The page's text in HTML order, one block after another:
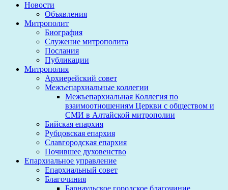
Новости
Объявления
Митрополит
Биография
Служение митрополита
Послания
Публикации
Митрополия
Архиерейский совет
Межъепархиальные коллегии
Межъепархиальная Коллегия по
взаимоотношениям Церкви с обществом и
СМИ в Алтайской митрополии
Бийская епархия
Рубцовская епархия
Славгородская епархия
Почившее духовенство
Епархиальное управление
Епархиальный совет
Благочиния
Барнаульское городское благочиние